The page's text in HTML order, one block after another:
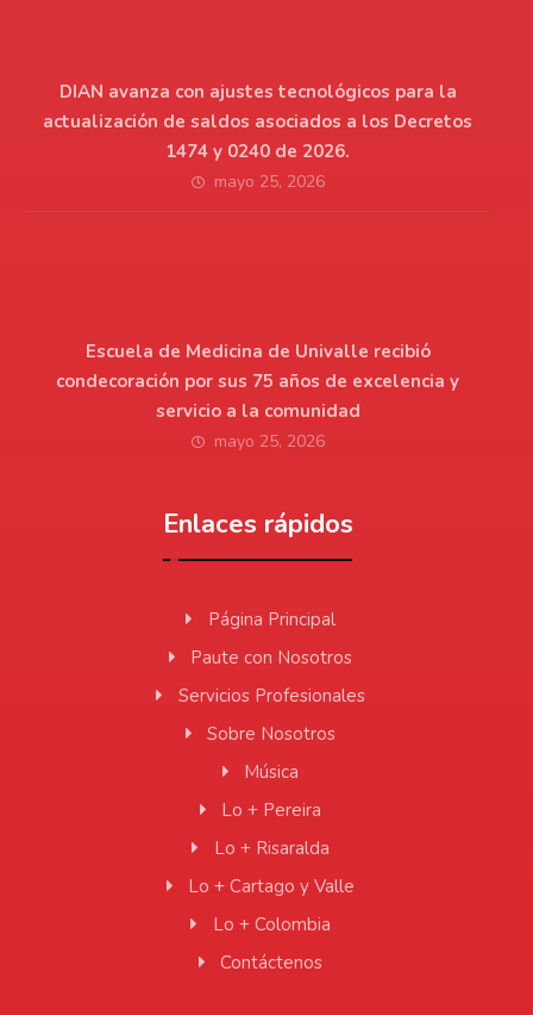
DIAN avanza con ajustes tecnológicos para la
actualización de saldos asociados a los Decretos
1474 y 0240 de 2026.
mayo 25, 2026
Escuela de Medicina de Univalle recibió
condecoración por sus 75 años de excelencia y
servicio a la comunidad
mayo 25, 2026
Enlaces rápidos
Página Principal
Paute con Nosotros
Servicios Profesionales
Sobre Nosotros
Música
Lo + Pereira
Lo + Risaralda
Lo + Cartago y Valle
Lo + Colombia
Contáctenos